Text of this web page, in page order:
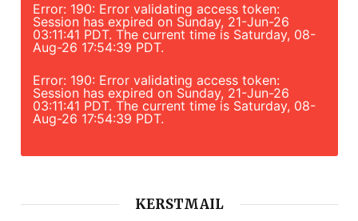
Error: 190: Error validating access token:
Session has expired on Sunday, 21-Jun-26
03:11:41 PDT. The current time is Saturday, 08-
Aug-26 17:54:39 PDT.
Error: 190: Error validating access token:
Session has expired on Sunday, 21-Jun-26
03:11:41 PDT. The current time is Saturday, 08-
Aug-26 17:54:39 PDT.
KERSTMAIL